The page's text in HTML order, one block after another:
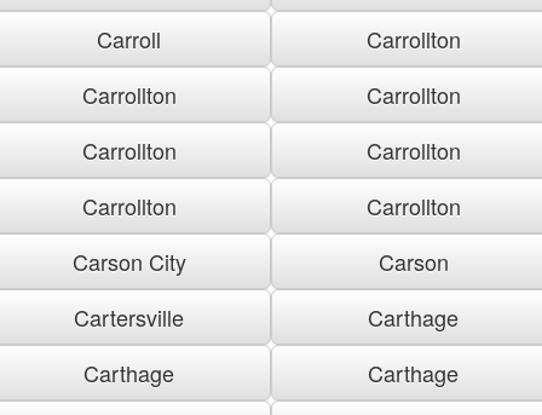
Carroll
Carrollton
Carrollton
Carrollton
Carrollton
Carrollton
Carrollton
Carrollton
Carson City
Carson
Cartersville
Carthage
Carthage
Carthage